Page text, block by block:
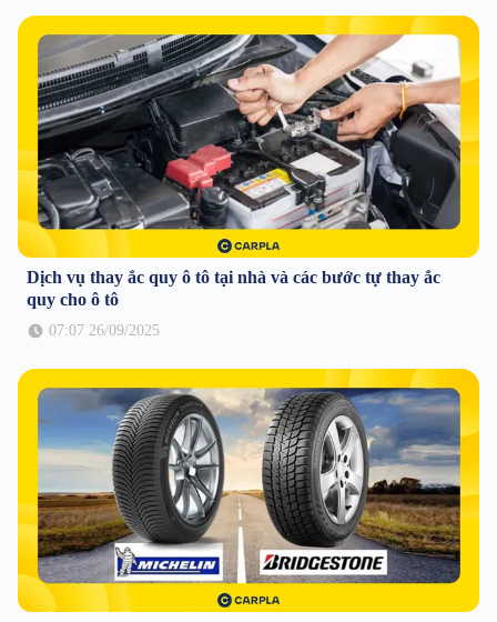
Dịch vụ thay ắc quy ô tô tại nhà và các bước tự thay ắc
quy cho ô tô
07:07 26/09/2025